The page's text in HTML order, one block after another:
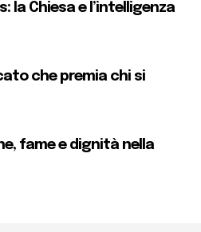
la Chiesa e l’intelligenza
che premia chi si
fame e dignità nella